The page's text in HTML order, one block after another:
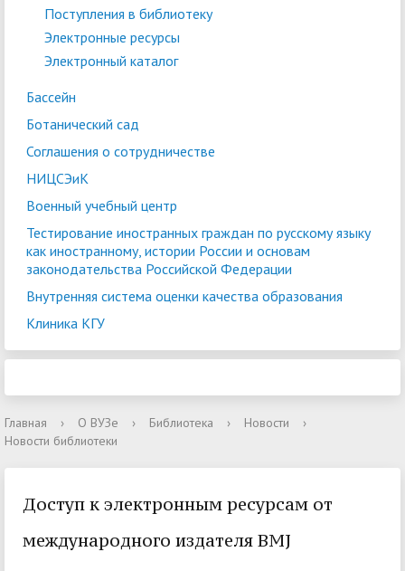
Поступления в библиотеку
Электронные ресурсы
Электронный каталог
Бассейн
Ботанический сад
Соглашения о сотрудничестве
НИЦСЭиК
Военный учебный центр
Тестирование иностранных граждан по русскому языку
как иностранному, истории России и основам
законодательства Российской Федерации
Внутренняя система оценки качества образования
Клиника КГУ
Главная › О ВУЗе › Библиотека › Новости
›
Новости библиотеки
Доступ к электронным ресурсам от
международного издателя BMJ